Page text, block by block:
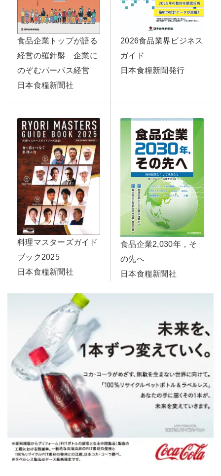
食品企業トップが語る
経営の羅針盤 企業に
のぞむパーパス経営
日本食糧新聞社
2026食品業界ビジネス
ガイド
日本食糧新聞発行
料理マスターズガイド
ブック2025
日本食糧新聞社
食品企業2,030年，そ
の先へ
日本食糧新聞社